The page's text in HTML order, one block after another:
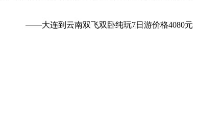
——大连到云南双飞双卧纯玩7日游价格4080元